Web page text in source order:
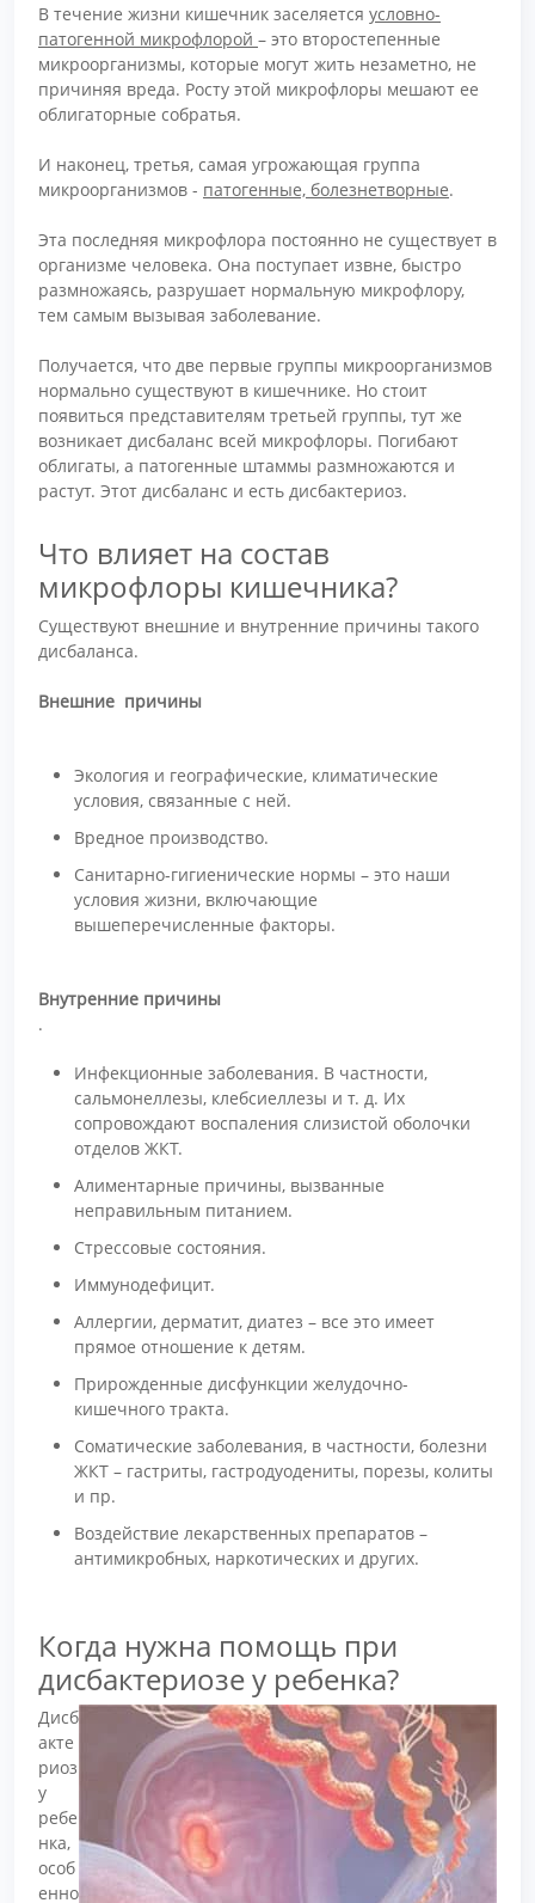
В течение жизни кишечник заселяется условно-
патогенной микрофлорой – это второстепенные
микроорганизмы, которые могут жить незаметно, не
причиняя вреда. Росту этой микрофлоры мешают ее
облигаторные собратья.
И наконец, третья, самая угрожающая группа
микроорганизмов - патогенные, болезнетворные.
Эта последняя микрофлора постоянно не существует в
организме человека. Она поступает извне, быстро
размножаясь, разрушает нормальную микрофлору,
тем самым вызывая заболевание.
Получается, что две первые группы микроорганизмов
нормально существуют в кишечнике. Но стоит
появиться представителям третьей группы, тут же
возникает дисбаланс всей микрофлоры. Погибают
облигаты, а патогенные штаммы размножаются и
растут. Этот дисбаланс и есть дисбактериоз.
Что влияет на состав
микрофлоры кишечника?
Существуют внешние и внутренние причины такого
дисбаланса.
Внешние причины
Экология и географические, климатические
условия, связанные с ней.
Вредное производство.
Санитарно-гигиенические нормы – это наши
условия жизни, включающие
вышеперечисленные факторы.
Внутренние причины
.
Инфекционные заболевания. В частности,
сальмонеллезы, клебсиеллезы и т. д. Их
сопровождают воспаления слизистой оболочки
отделов ЖКТ.
Алиментарные причины, вызванные
неправильным питанием.
Стрессовые состояния.
Иммунодефицит.
Аллергии, дерматит, диатез – все это имеет
прямое отношение к детям.
Прирожденные дисфункции желудочно-
кишечного тракта.
Соматические заболевания, в частности, болезни
ЖКТ – гастриты, гастродуодениты, порезы, колиты
и пр.
Воздействие лекарственных препаратов –
антимикробных, наркотических и других.
Когда нужна помощь при
дисбактериозе у ребенка?
Дисб
акте
риоз
у
ребе
нка,
особ
енно